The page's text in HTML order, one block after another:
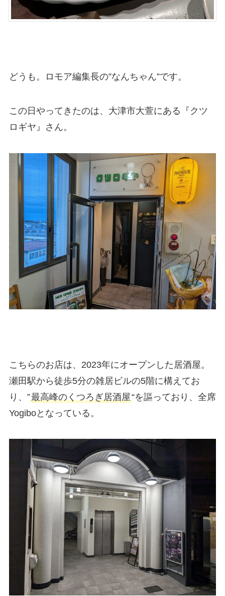
どうも。ロモア編集長の”なんちゃん”です。
この日やってきたのは、大津市大萱にある『クツ
ロギヤ』さん。
こちらのお店は、2023年にオープンした居酒屋。
瀬田駅から徒歩5分の雑居ビルの5階に構えてお
り、”最高峰のくつろぎ居酒屋“を謳っており、全席
Yogiboとなっている。